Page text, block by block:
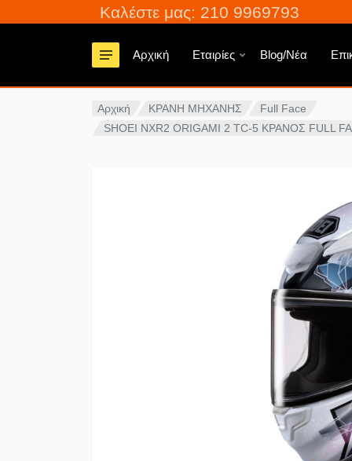
Καλέστε μας: 210 9969793
Αρχική Εταιρίες Blog/Νέα
Αρχική ΚΡΑΝΗ ΜΗΧΑΝΗΣ
Full Face
SHOEI NXR2 ORIGAMI 2 TC-5 ΚΡΑΝΟΣ FULL